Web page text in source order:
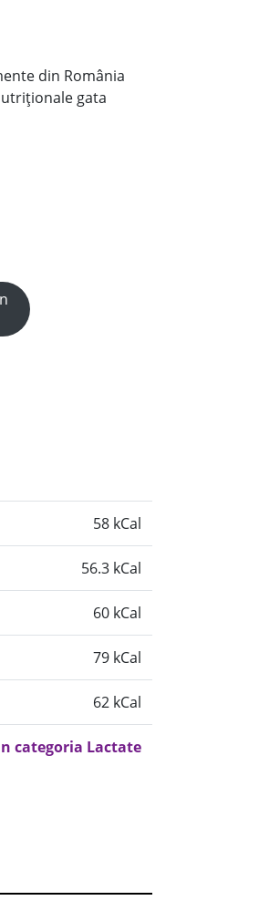
din România
gata
58 kCal
56.3 kCal
60 kCal
79 kCal
62 kCal
categoria Lactate